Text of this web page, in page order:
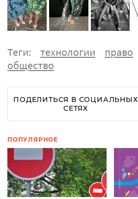
Теги: технологии право
общество
ПОДЕЛИТЬСЯ В СОЦИАЛЬНЫХ
СЕТЯХ
ПОПУЛЯРНОЕ